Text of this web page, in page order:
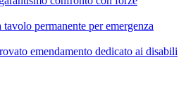
permanente per emergenza
emendamento dedicato ai disabili